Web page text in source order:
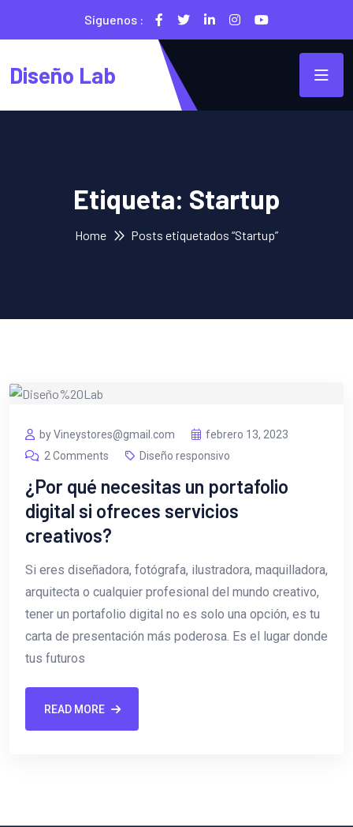
Síguenos :
Diseño Lab
Etiqueta: Startup
Home Posts etiquetados “Startup”
by Vineystores@gmail.com
febrero 13, 2023
2 Comments
Diseño responsivo
¿Por qué necesitas un portafolio
digital si ofreces servicios
creativos?
Si eres diseñadora, fotógrafa, ilustradora, maquilladora,
arquitecta o cualquier profesional del mundo creativo,
tener un portafolio digital no es solo una opción, es tu
carta de presentación más poderosa. Es el lugar donde
tus futuros
READ MORE